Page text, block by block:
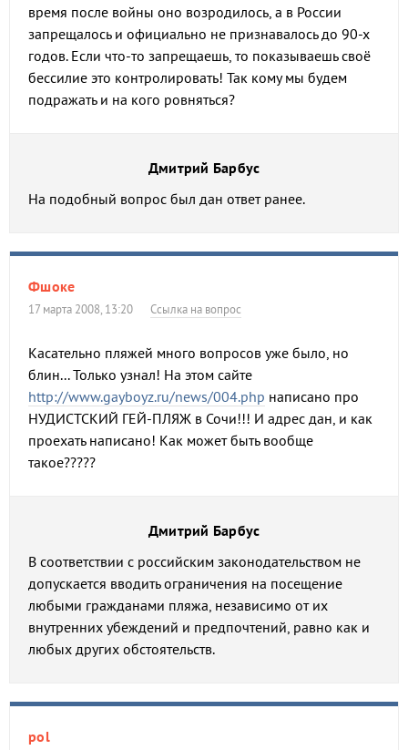
время после войны оно возродилось, а в России
запрещалось и официально не признавалось до 90-х
годов. Если что-то запрещаешь, то показываешь своё
бессилие это контролировать! Так кому мы будем
подражать и на кого ровняться?
Дмитрий Барбус
На подобный вопрос был дан ответ ранее.
Фшоке
17 марта 2008, 13:20 Ссылка на вопрос
Касательно пляжей много вопросов уже было, но
блин... Только узнал! На этом сайте
http://www.gayboyz.ru/news/004.php написано про
НУДИСТСКИЙ ГЕЙ-ПЛЯЖ в Сочи!!! И адрес дан, и как
проехать написано! Как может быть вообще
такое?????
Дмитрий Барбус
В соответствии с российским законодательством не
допускается вводить ограничения на посещение
любыми гражданами пляжа, независимо от их
внутренних убеждений и предпочтений, равно как и
любых других обстоятельств.
pol